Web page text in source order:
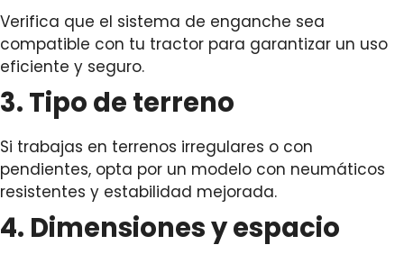
Verifica que el sistema de enganche sea
compatible con tu tractor para garantizar un uso
eficiente y seguro.
3. Tipo de terreno
Si trabajas en terrenos irregulares o con
pendientes, opta por un modelo con neumáticos
resistentes y estabilidad mejorada.
4. Dimensiones y espacio